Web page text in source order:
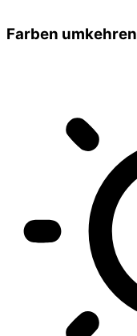
Farben umkehren